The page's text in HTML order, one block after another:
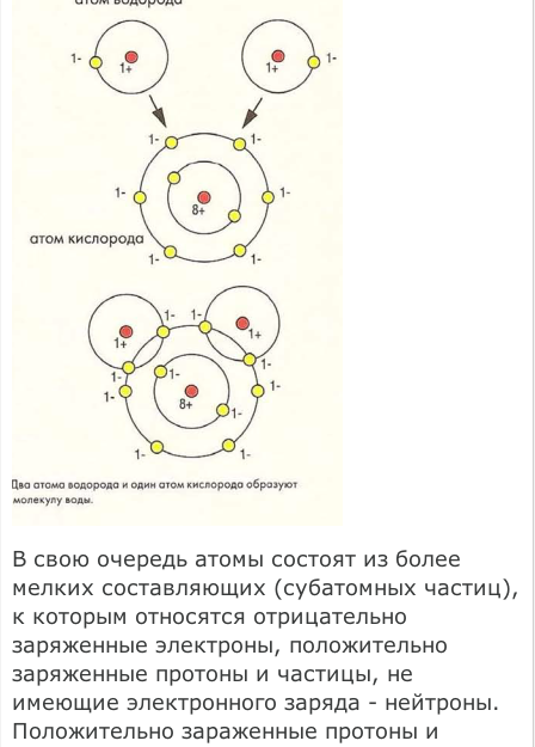
В свою очередь атомы состоят из более
мелких составляющих (субатомных частиц),
к которым относятся отрицательно
заряженные электроны, положительно
заряженные протоны и частицы, не
имеющие электронного заряда - нейтроны.
Положительно зараженные протоны и